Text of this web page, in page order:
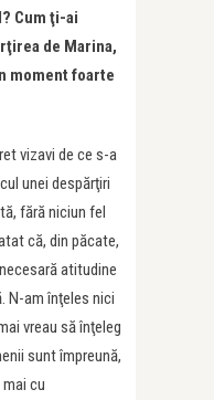
? Cum ţi-ai
de Marina,
moment foarte
vizavi de ce s-a
unei despărţiri
fără niciun fel
că, din păcate,
atitudine
N-am înţeles nici
vreau să înţeleg
sunt împreună,
cu